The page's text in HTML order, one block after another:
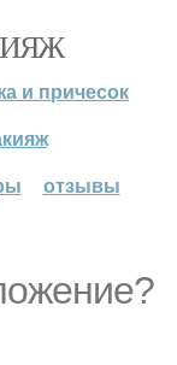
и причесок
отзывы